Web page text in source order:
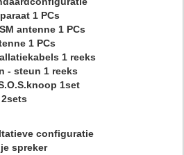
1 PCs
antenne 1 PCs
1 PCs
1 reeks
- steun 1 reeks
1set
2sets
configuratie
vrije spreker